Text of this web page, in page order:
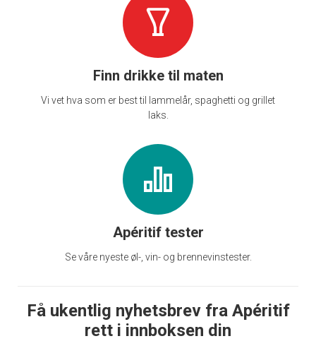
Finn drikke til maten
Vi vet hva som er best til lammelår, spaghetti og grillet
laks.
Apéritif tester
Se våre nyeste øl-, vin- og brennevinstester.
Få ukentlig nyhetsbrev fra Apéritif
rett i innboksen din